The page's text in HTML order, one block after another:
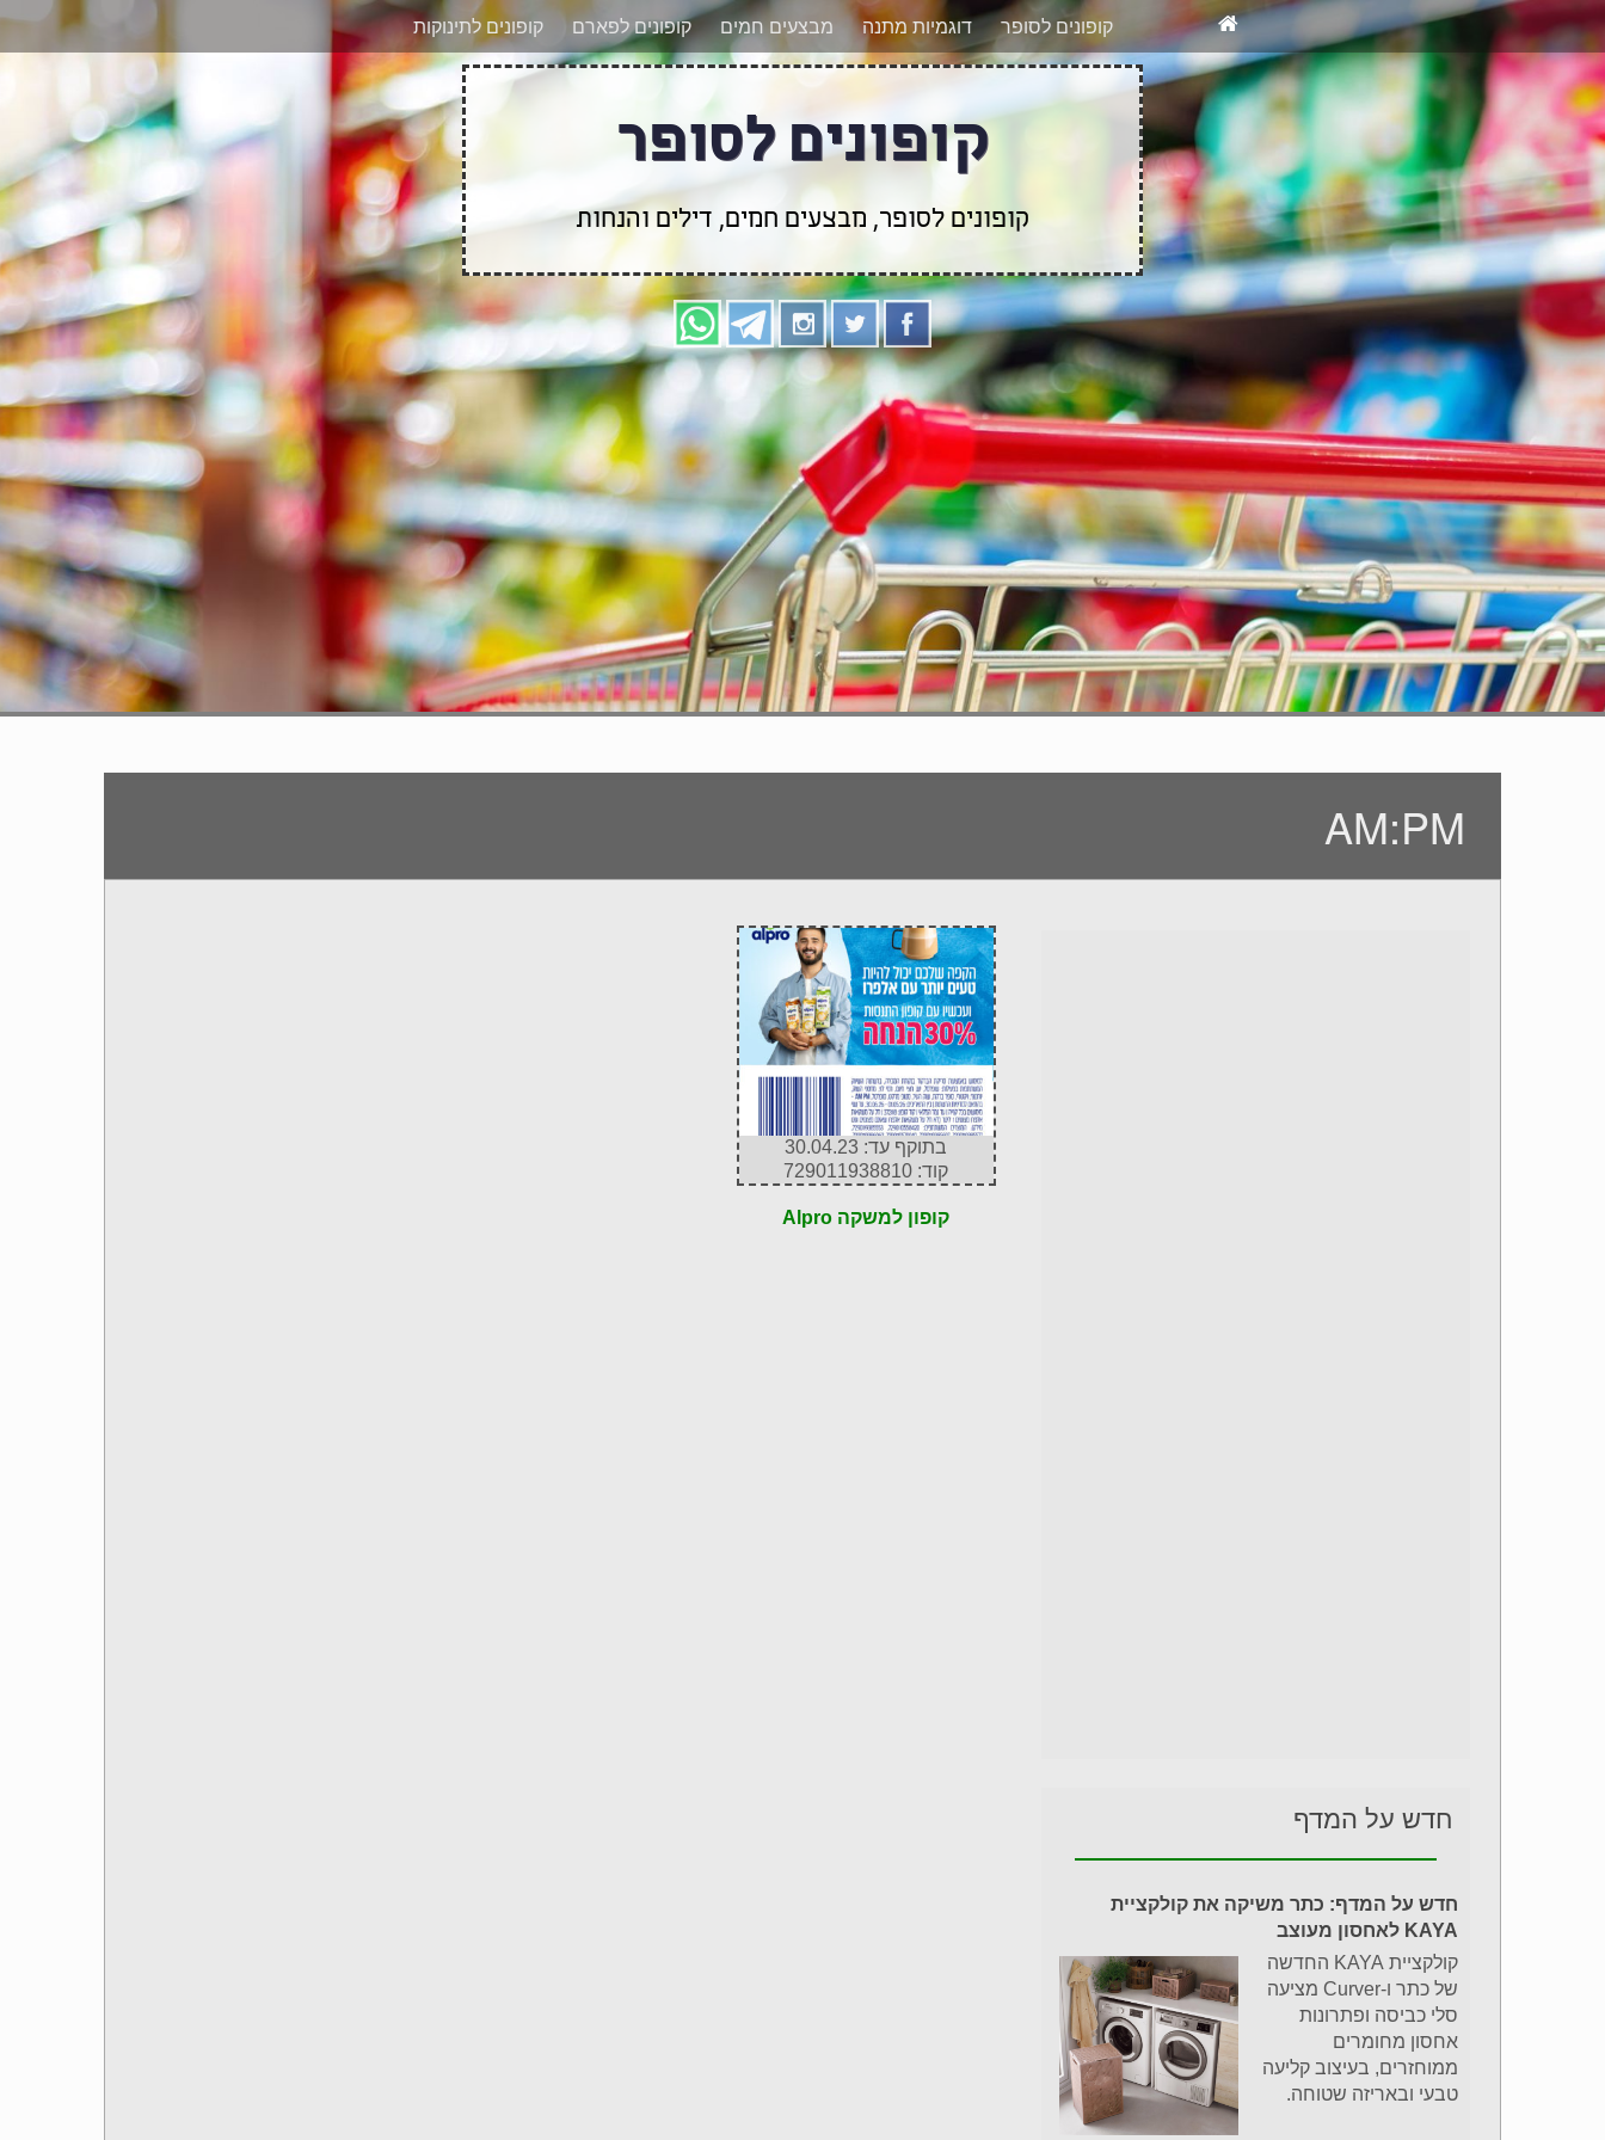
רוצים להישאר מעודכנים לגבי קופונים חדשים? הצטרפו אלינו גם בוואטסאפ קופונים לסופר דוגמיות מתנה מבצעים חמים קופונים לפארם קופונים לתינוקות
קופונים לסופר
קופונים לסופר, מבצעים חמים, דילים והנחות
AM:PM
בתוקף עד: 30.04.23
קוד: 729011938810
קופון למשקה Alpro
חדש על המדף
חדש על המדף: כתר משיקה את קולקציית
KAYA לאחסון מעוצב
קולקציית KAYA החדשה
של כתר ו-Curver מציעה
סלי כביסה ופתרונות
אחסון מחומרים
ממוחזרים, בעיצוב קליעה
טבעי ובאריזה שטוחה.